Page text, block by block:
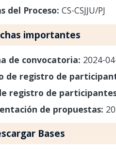
del Proceso: CS-CSJJU/PJ
importantes
de convocatoria: 2024-
de registro de
registro de
de propuestas:
Bases